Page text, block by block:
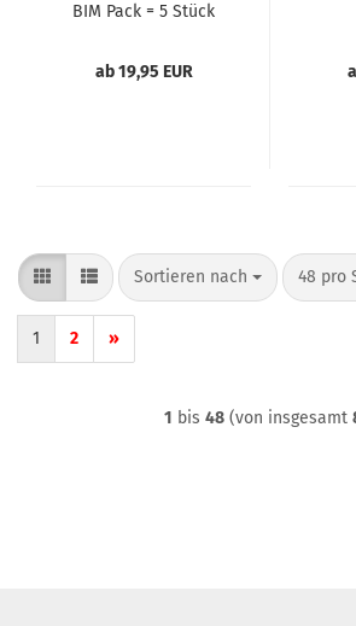
BIM Pack = 5 Stück
ab 19,95 EUR
Sortieren nach
Sortieren nach 48 pro
pro
1 2 »
1 bis 48 (von insgesamt